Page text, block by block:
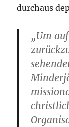
durchaus
„Um